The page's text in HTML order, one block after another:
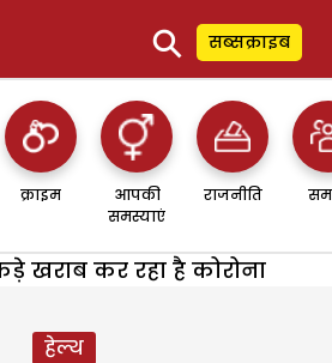
⚲ सब्सक्राइब
क्राइम
आपकी
समस्याएं
राजनीति
खराब कर रहा है कोरोना
हेल्थ